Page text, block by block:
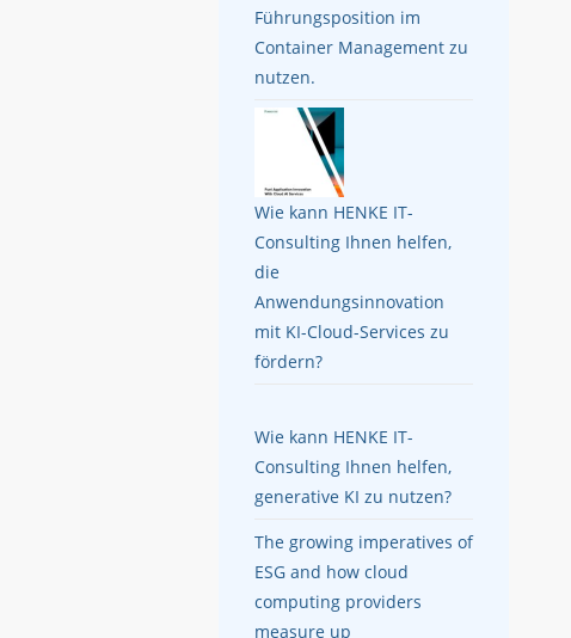
Führungsposition im
Container Management zu
nutzen.
Wie kann HENKE IT-
Consulting Ihnen helfen,
die
Anwendungsinnovation
mit KI-Cloud-Services zu
fördern?
Wie kann HENKE IT-
Consulting Ihnen helfen,
generative KI zu nutzen?
The growing imperatives of
ESG and how cloud
computing providers
measure up